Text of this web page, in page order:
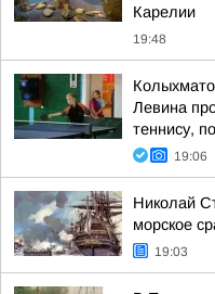
Карелии
19:48
Левина
теннису,
19:06
Николай
морское
19:03